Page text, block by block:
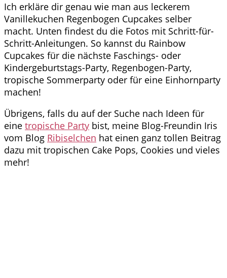
Ich erkläre dir genau wie man aus leckerem
Vanillekuchen Regenbogen Cupcakes selber
macht. Unten findest du die Fotos mit Schritt-für-
Schritt-Anleitungen. So kannst du Rainbow
Cupcakes für die nächste Faschings- oder
Kindergeburtstags-Party, Regenbogen-Party,
tropische Sommerparty oder für eine Einhornparty
machen!
Übrigens, falls du auf der Suche nach Ideen für
eine tropische Party bist, meine Blog-Freundin Iris
vom Blog Ribiselchen hat einen ganz tollen Beitrag
dazu mit tropischen Cake Pops, Cookies und vieles
mehr!